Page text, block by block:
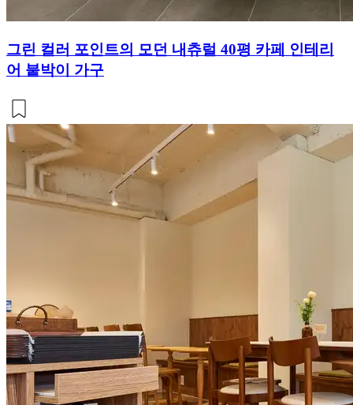
그린 컬러 포인트의 모던 내츄럴 40평 카페 인테리
어 붙박이 가구